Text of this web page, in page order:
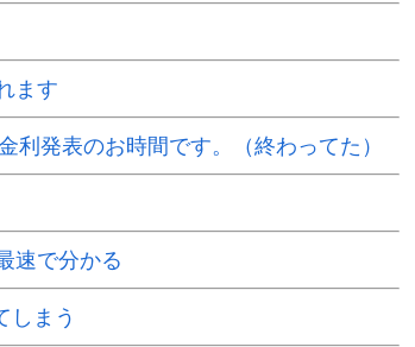
ます
利発表のお時間です。（終わってた）
速で分かる
しまう